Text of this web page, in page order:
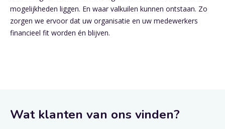
mogelijkheden liggen. En waar valkuilen kunnen ontstaan. Zo
zorgen we ervoor dat uw organisatie en uw medewerkers
financieel fit worden én blijven.
Wat klanten van ons vinden?